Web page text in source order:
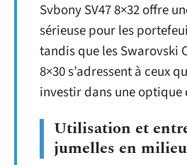
Svbony SV47 8×32 offre
sérieuse pour les
tandis que les Swarovski
8×30 s’adressent à ceux
investir dans une optique
Utilisation et
jumelles en